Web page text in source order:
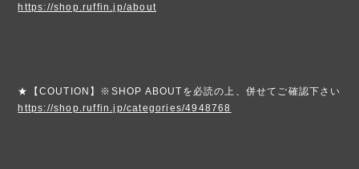
https://shop.ruffin.jp/about
★【COUTION】※SHOP ABOUTを必読の上、併せてご確認下さい
https://shop.ruffin.jp/categories/4948768